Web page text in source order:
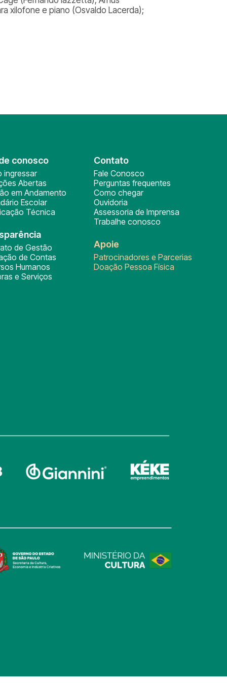
xilofone e piano (Osvaldo Lacerda);
conosco
ingressar
Abertas
em Andamento
Escolar
Técnica
de Gestão
de Contas
Humanos
e Serviços
Contato
Fale Conosco
Perguntas frequentes
Como chegar
Ouvidoria
Assessoria de Imprensa
Trabalhe conosco
Apoie
Patrocinadores e Parcerias
Doação Pessoa Física